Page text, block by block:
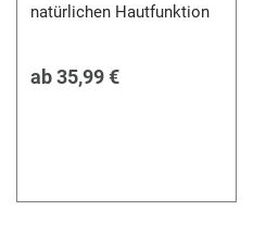
natürlichen Hautfunktion
ab35,99 €